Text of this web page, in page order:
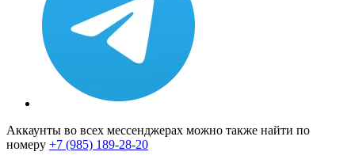
Аккаунты во всех мессенджерах можно также найти по
номеру +7 (985) 189-28-20